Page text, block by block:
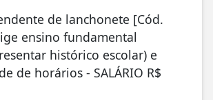
de lanchonete [Cód.
ensino fundamental
histórico escolar) e
de horários - SALÁRIO R$